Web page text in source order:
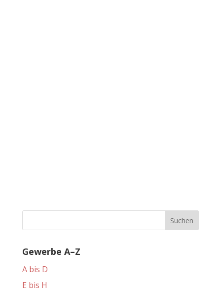
Gewerbe A–Z
A bis D
E bis H